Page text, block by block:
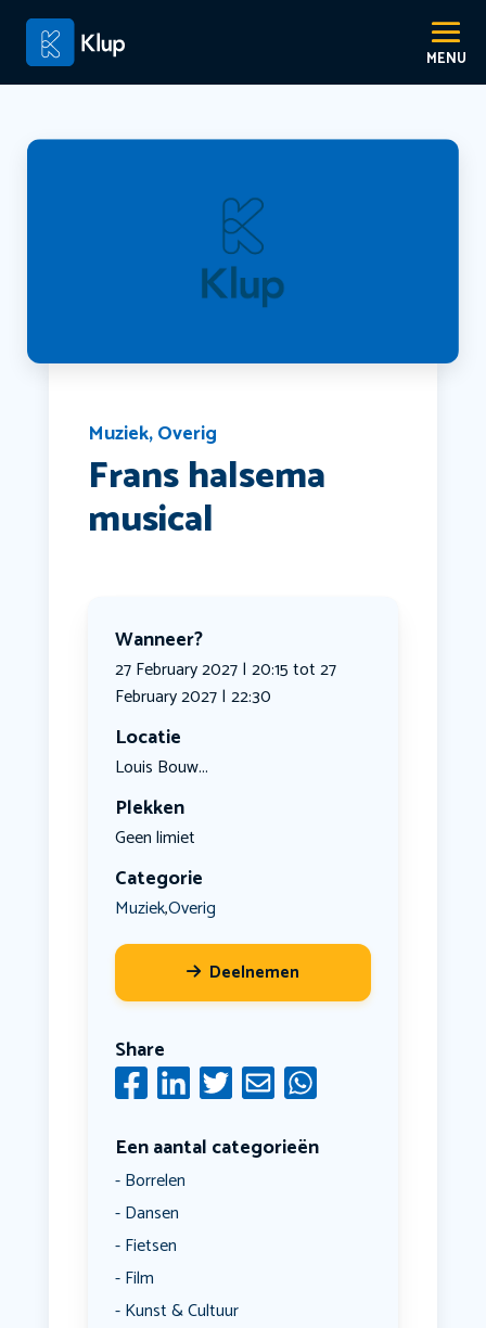
Muziek,Overig
Frans halsema
musical
Wanneer?
27 February 2027 | 20:15 tot 27
February 2027 | 22:30
Locatie
Louis Bouw...
Plekken
Geen limiet
Categorie
Muziek,Overig
Deelnemen
Share
Een aantal categorieën
Borrelen
Dansen
Fietsen
Film
Kunst & Cultuur